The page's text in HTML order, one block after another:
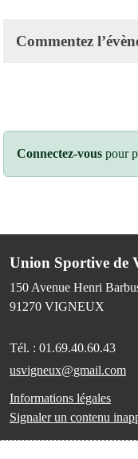
Commentez
Connectez-vous pour
Union Sportive de
150 Avenue Henri
91270 VIGNEUX
Tél. : 01.69.40.60.43
usvigneux@gmail.com
Informations légales
Signaler un contenu